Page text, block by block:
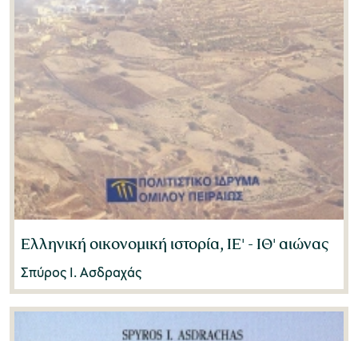
Ελληνική οικονομική ιστορία, ΙΕ' - ΙΘ' αιώνας
Σπύρος Ι. Ασδραχάς